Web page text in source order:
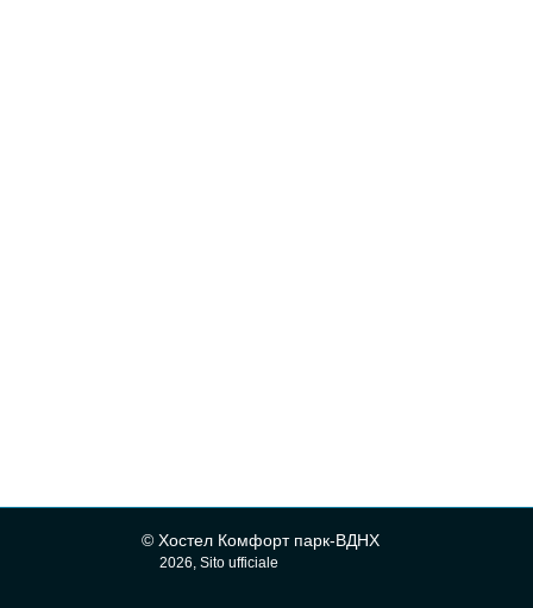
© Хостел Комфорт парк-ВДНХ
2026, Sito ufficiale